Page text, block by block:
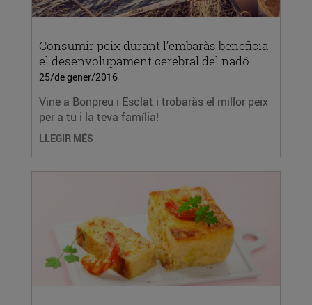
Consumir peix durant l’embaràs beneficia
el desenvolupament cerebral del nadó
25/de gener/2016
Vine a Bonpreu i Esclat i trobaràs el millor peix
per a tu i la teva família!
LLEGIR MÉS